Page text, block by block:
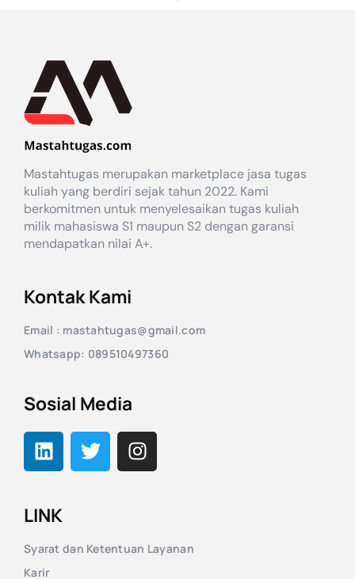
Mastahtugas merupakan marketplace jasa tugas
kuliah yang berdiri sejak tahun 2022. Kami
berkomitmen untuk menyelesaikan tugas kuliah
milik mahasiswa S1 maupun S2 dengan garansi
mendapatkan nilai A+.
Kontak Kami
Email : mastahtugas@gmail.com
Whatsapp: 089510497360
Sosial Media
LINK
Syarat dan Ketentuan Layanan
Karir